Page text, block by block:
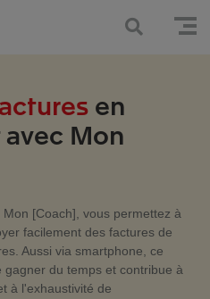
en
Mon
[Coach], vous permettez à
facilement des factures de
Aussi via smartphone, ce
du temps et contribue à
à l'exhaustivité de